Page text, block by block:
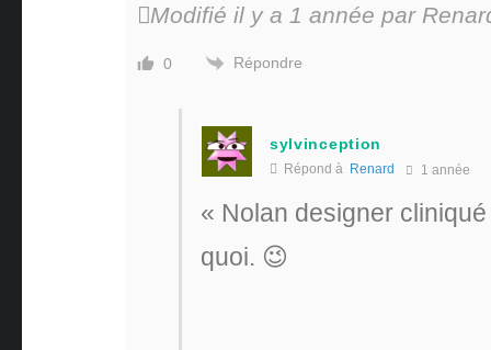
Modifié il y a 1 année par
0 Répondre
sylvinception
Répond à Renard 1 année
« Nolan designer
quoi. 😉